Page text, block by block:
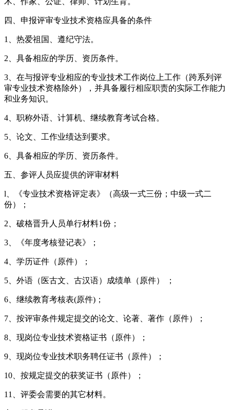
四、申报评审专业技术资格应具备的条件
1、热爱祖国、遵纪守法。
2、具备相应的学历、资历条件。
3、在与报评专业相应的专业技术工作岗位上工作（跨系列评
审专业技术资格除外），并具备履行相应职责的实际工作能力
和业务知识。
4、职称外语、计算机、继续教育考试合格。
5、论文、工作业绩达到要求。
6、具备相应的学历、资历条件。
五、参评人员应提供的评审材料
l、《专业技术资格评定表》（高级一式三份；中级一式二
份）；
2、破格晋升人员单行材料1份；
3、《年度考核登记表》；
4、学历证件（原件）；
5、外语（医古文、古汉语）成绩单（原件） ；
6、继续教育考核表(原件)；
7、按评审条件规定提交的论文、论著、著作（原件）；
8、现岗位专业技术资格证书（原件）；
9、现岗位专业技术职务聘任证书（原件）；
10、按规定提交的获奖证书（原件）；
11、评委会需要的其它材料。